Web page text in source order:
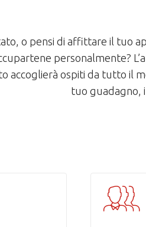
o pensi di affittare il tuo
personalmente?
accoglierà ospiti da tutto il
tuo guadagno,